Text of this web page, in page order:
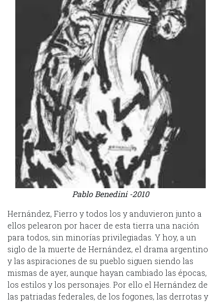
Pablo Benedini -2010
Hernández, Fierro y todos los y anduvieron junto a
ellos pelearon por hacer de esta tierra una nación
para todos, sin minorías privilegiadas. Y hoy, a un
siglo de la muerte de Hernández, el drama argentino
y las aspiraciones de su pueblo siguen siendo las
mismas de ayer, aunque hayan cambiado las épocas,
los estilos y los personajes. Por ello el Hernández de
las patriadas federales, de los fogones, las derrotas y